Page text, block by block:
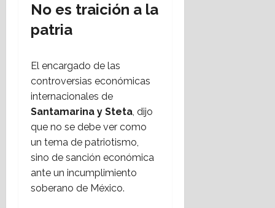
No es traición a la
patria
El encargado de las
controversias económicas
internacionales de
Santamarina y Steta, dijo
que no se debe ver como
un tema de patriotismo,
sino de sanción económica
ante un incumplimiento
soberano de México.